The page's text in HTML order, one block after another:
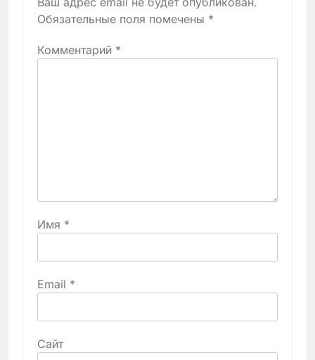
Обязательные поля помечены *
Комментарий *
Имя *
Email *
Сайт